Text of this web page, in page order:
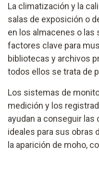
La climatización y la
salas de exposición o
en los almacenes o las
factores clave para
bibliotecas y archivos
todos ellos se trata de
Los sistemas de
medición y los
ayudan a conseguir
ideales para sus obras
la aparición de moho,